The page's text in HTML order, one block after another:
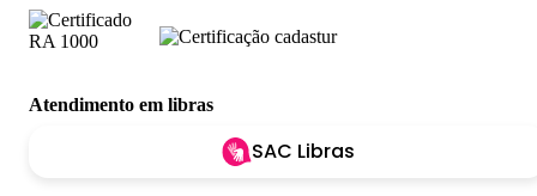
Atendimento em libras
SAC Libras